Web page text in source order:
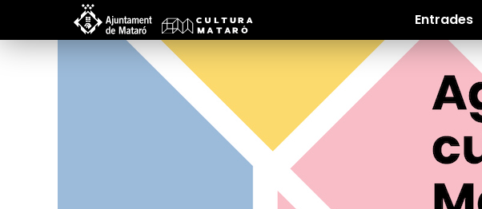
Entrades